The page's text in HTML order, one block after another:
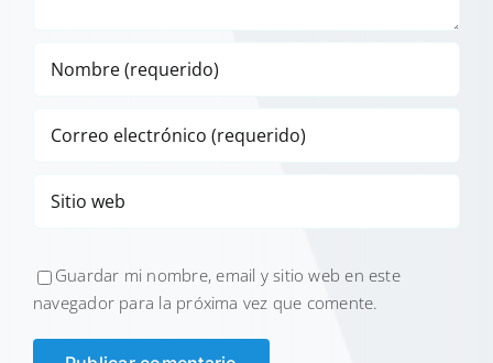
Guardar mi nombre, email y sitio web en este
navegador para la próxima vez que comente.